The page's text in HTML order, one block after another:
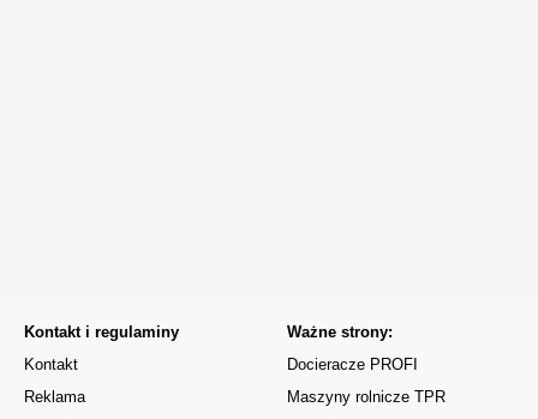
Kontakt i regulaminy
Kontakt
Reklama
Ważne strony:
Docieracze PROFI
Maszyny rolnicze TPR